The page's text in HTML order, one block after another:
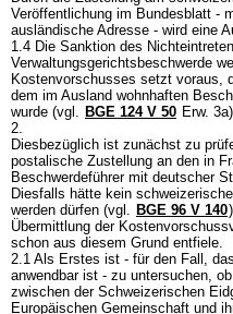
Veröffentlichung im Bundesblatt -
ausländische Adresse - wird eine
1.4 Die Sanktion des
Verwaltungsgerichtsbeschwerde
Kostenvorschusses setzt voraus,
dem im Ausland wohnhaften
wurde (vgl. BGE 124 V 50 Erw.
2.
Diesbezüglich ist zunächst zu
postalische Zustellung an den in
Beschwerdeführer mit deutscher
Diesfalls hätte kein
werden dürfen (vgl. BGE 96 V 140
Übermittlung der
schon aus diesem Grund entfiele.
2.1 Als Erstes ist - für den Fall,
anwendbar ist - zu untersuchen,
zwischen der Schweizerischen
Europäischen Gemeinschaft und